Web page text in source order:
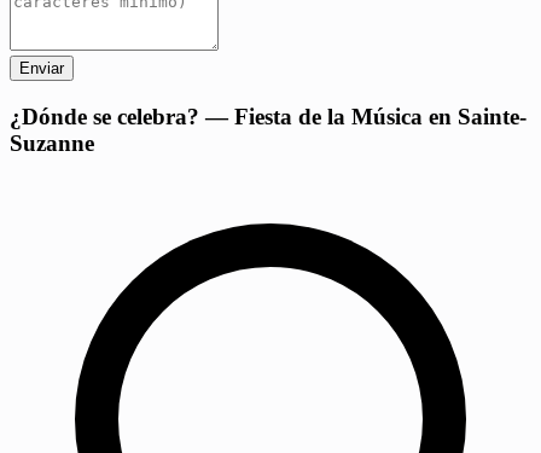
Enviar
¿Dónde se celebra? — Fiesta de la Música en Sainte-
Suzanne